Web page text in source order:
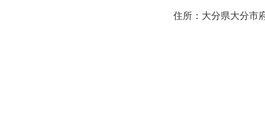
住所：大分県大分市